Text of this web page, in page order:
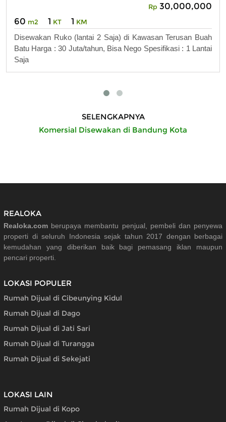
Rp 30,000,000
60 m2 1 KT 1 KM
Disewakan Ruko (lantai 2 Saja) di Kawasan Terusan Buah
Batu Harga : 30 Juta/tahun, Bisa Nego Spesifikasi : 1 Lantai
Saja
SELENGKAPNYA
Komersial Disewakan di Bandung Kota
REALOKA
Realoka.com berupaya membantu penjual, pembeli dan penyewa
properti di seluruh Indonesia sejak tahun 2017 dengan berbagai
kemudahan yang diberikan baik bagi pemasang iklan maupun
pencari properti.
LOKASI POPULER
Rumah Dijual di Cibeunying Kidul
Rumah Dijual di Dago
Rumah Dijual di Jati Sari
Rumah Dijual di Turangga
Rumah Dijual di Sekejati
LOKASI LAIN
Rumah Dijual di Kopo